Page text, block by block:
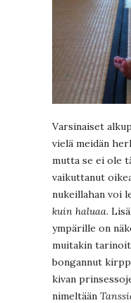
Varsinaiset
vielä meidän
mutta se ei ole
vaikuttanut
nukeillahan voi
kuin haluaa.
ympärille on
muitakin
bongannut
kivan
nimeltään